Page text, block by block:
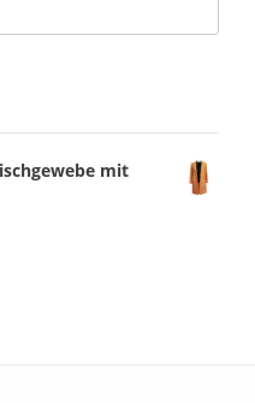
mit